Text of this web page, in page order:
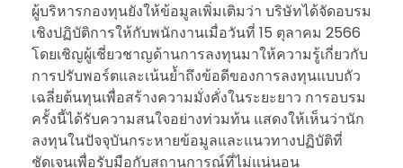
ผู้บริหารกองทุนยังให้ข้อมูลเพิ่มเติมว่า บริษัทได้จัดอบรม
เชิงปฏิบัติการให้กับพนักงานเมื่อวันที่ 15 ตุลาคม 2566
โดยเชิญผู้เชี่ยวชาญด้านการลงทุนมาให้ความรู้เกี่ยวกับ
การปรับพอร์ตและเน้นย้ำถึงข้อดีของการลงทุนแบบถัว
เฉลี่ยต้นทุนเพื่อสร้างความมั่งคั่งในระยะยาว การอบรม
ครั้งนี้ได้รับความสนใจอย่างท่วมท้น แสดงให้เห็นว่านัก
ลงทุนในปัจจุบันกระหายข้อมูลและแนวทางปฏิบัติที่
ชัดเจนเพื่อรับมือกับสถานการณ์ที่ไม่แน่นอน